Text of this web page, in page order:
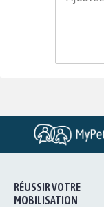
RÉUSSIR VOTRE
MOBILISATION